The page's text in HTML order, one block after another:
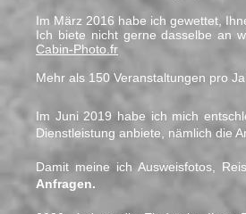
Im März 2016 habe ich gewettet,
Ich biete nicht gerne dasselbe an
Cabin-Photo.fr
Mehr als 150 Veranstaltungen pro
Im Juni 2019 habe ich mich
Dienstleistung anbiete, nämlich die
Damit meine ich Ausweisfotos,
Anfragen.